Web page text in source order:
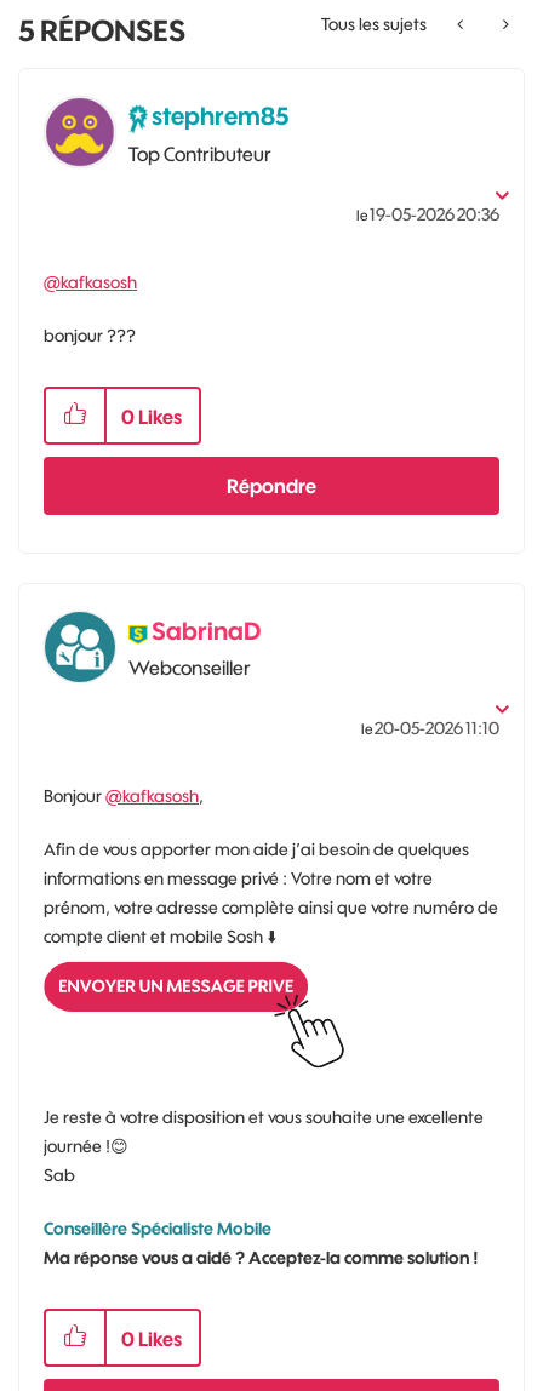
Tous les sujets
5 RÉPONSES
stephrem85
Top Contributeur
le‎19-05-202620:36
@kafkasosh
bonjour ???
0 Likes
Répondre
SabrinaD
Webconseiller
le‎20-05-202611:10
Bonjour@kafkasosh,
Afin de vous apporter mon aide j’ai besoin de quelques
informations en message privé : Votre nom et votre
prénom, votre adresse complète ainsi que votre numéro de
compte client et mobile Sosh ⬇️
Je reste à votre disposition et vous souhaite une excellente
journée !😊
Sab
Conseillère Spécialiste Mobile
Ma réponse vous a aidé ? Acceptez-la comme solution !
0 Likes